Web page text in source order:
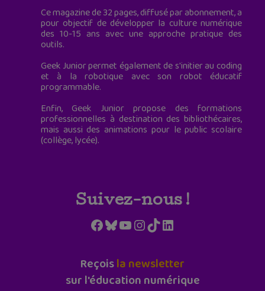
Ce magazine de 32 pages, diffusé par abonnement, a
pour objectif de développer la culture numérique
des 10-15 ans avec une approche pratique des
outils.
Geek Junior permet également de s'initier au coding
et à la robotique avec son robot éducatif
programmable.
Enfin, Geek Junior propose des formations
professionnelles à destination des bibliothécaires,
mais aussi des animations pour le public scolaire
(collège, lycée).
Suivez-nous !
Facebook
Bluesky
YouTube
Instagram
TikTokLinkedIn
Reçoisla newsletter
sur l'éducation numérique